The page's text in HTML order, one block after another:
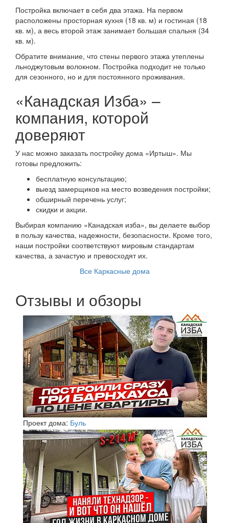
Постройка включает в себя два этажа. На первом
расположены просторная кухня (18 кв. м) и гостиная (18
кв. м), а весь второй этаж занимает большая спальня (34
кв. м).
Обратите внимание, что стены первого этажа утеплены
льноджутовым волокном. Постройка подходит не только
для сезонного, но и для постоянного проживания.
«Канадская Изба» –
компания, которой
доверяют
У нас можно заказать постройку дома «Иртыш». Мы
готовы предложить:
бесплатную консультацию;
выезд замерщиков на место возведения постройки;
обширный перечень услуг;
скидки и акции.
Выбирая компанию «Канадская изба», вы делаете выбор
в пользу качества, надежности, безопасности. Кроме того,
наши постройки соответствуют мировым стандартам
качества, а зачастую и превосходят их.
Все Каркасные дома
Отзывы и обзоры
Проект дома: Буль